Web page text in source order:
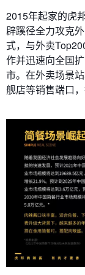
2015年起家的虎
辟蹊径全力攻克
式，与外卖
作并迅速向全国
市。在外卖场景
舰店等销售端口